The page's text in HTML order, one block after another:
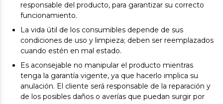
responsable del producto, para garantizar su correcto
funcionamiento.
La vida útil de los consumibles depende de sus
condiciones de uso y limpieza; deben ser reemplazados
cuando estén en mal estado.
Es aconsejable no manipular el producto mientras
tenga la garantía vigente, ya que hacerlo implica su
anulación. El cliente será responsable de la reparación y
de los posibles daños o averías que puedan surgir por